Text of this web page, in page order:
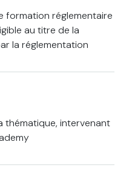
formation réglementaire
au titre de la
la réglementation
thématique, intervenant